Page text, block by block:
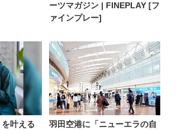
ーツマガジン | FINEPLAY [フ
ァインプレー]
叶える
羽田空港に「ニューエラの自